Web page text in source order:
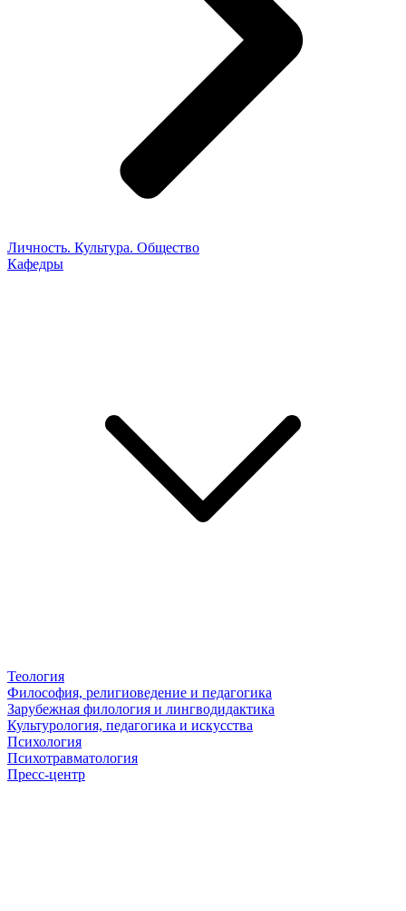
Личность. Культура. Общество
Кафедры
Теология
Философия, религиоведение и педагогика
Зарубежная филология и лингводидактика
Культурология, педагогика и искусства
Психология
Психотравматология
Пресс-центр